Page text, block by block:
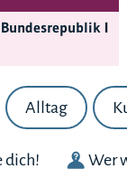
Bundes­republik I
Alltag
dich! Wer